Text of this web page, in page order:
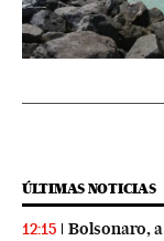
ÚLTIMAS NOTICIAS
12:15 Bolsonaro,